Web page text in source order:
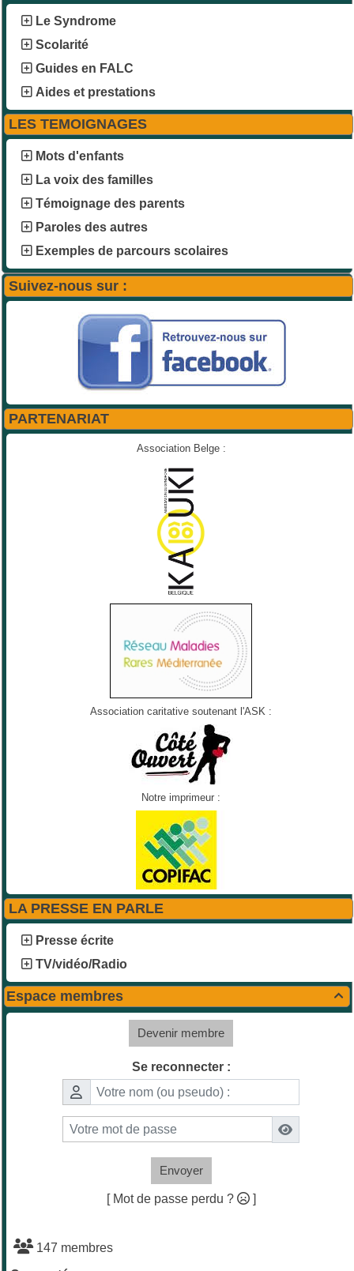
Le Syndrome
Scolarité
Guides en FALC
Aides et prestations
LES TEMOIGNAGES
Mots d'enfants
La voix des familles
Témoignage des parents
Paroles des autres
Exemples de parcours scolaires
Suivez-nous sur :
PARTENARIAT
Association Belge :
Association caritative soutenant l'ASK :
Notre imprimeur :
LA PRESSE EN PARLE
Presse écrite
TV/vidéo/Radio

Espace membres
Devenir membre
Se reconnecter :
Envoyer
[ Mot de passe perdu ? ]
147 membres